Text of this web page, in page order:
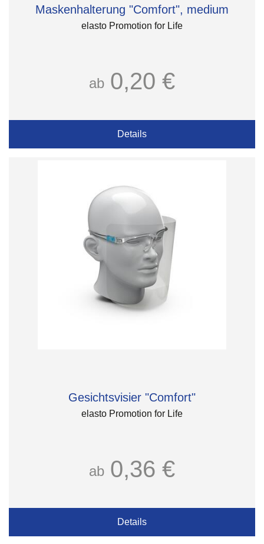
Maskenhalterung "Comfort", medium
elasto Promotion for Life
ab 0,20 €
Details
Gesichtsvisier "Comfort"
elasto Promotion for Life
ab 0,36 €
Details